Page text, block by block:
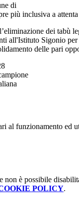
di
più inclusiva a
dei
all'Istituto Sigonio
delle pari
al funzionamento ed
non è possibile
POLICY.